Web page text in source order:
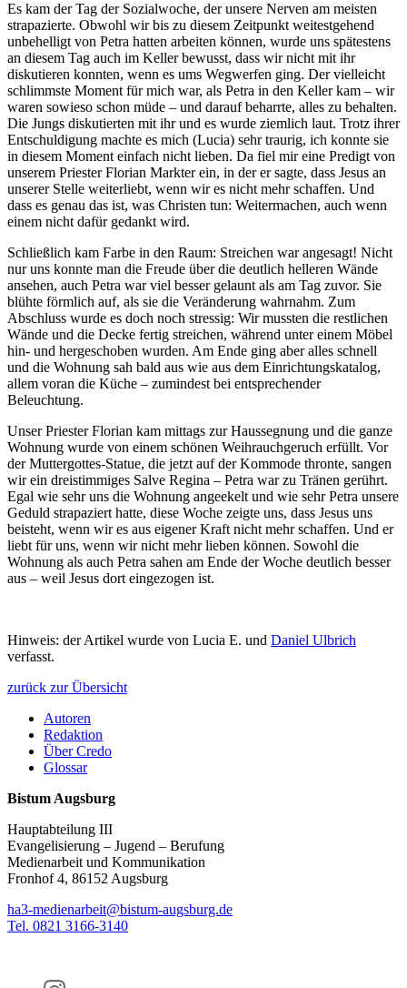
Es kam der Tag der Sozialwoche, der unsere Nerven am meisten
strapazierte. Obwohl wir bis zu diesem Zeitpunkt weitestgehend
unbehelligt von Petra hatten arbeiten können, wurde uns spätestens
an diesem Tag auch im Keller bewusst, dass wir nicht mit ihr
diskutieren konnten, wenn es ums Wegwerfen ging. Der vielleicht
schlimmste Moment für mich war, als Petra in den Keller kam – wir
waren sowieso schon müde – und darauf beharrte, alles zu behalten.
Die Jungs diskutierten mit ihr und es wurde ziemlich laut. Trotz ihrer
Entschuldigung machte es mich (Lucia) sehr traurig, ich konnte sie
in diesem Moment einfach nicht lieben. Da fiel mir eine Predigt von
unserem Priester Florian Markter ein, in der er sagte, dass Jesus an
unserer Stelle weiterliebt, wenn wir es nicht mehr schaffen. Und
dass es genau das ist, was Christen tun: Weitermachen, auch wenn
einem nicht dafür gedankt wird.
Schließlich kam Farbe in den Raum: Streichen war angesagt! Nicht
nur uns konnte man die Freude über die deutlich helleren Wände
ansehen, auch Petra war viel besser gelaunt als am Tag zuvor. Sie
blühte förmlich auf, als sie die Veränderung wahrnahm. Zum
Abschluss wurde es doch noch stressig: Wir mussten die restlichen
Wände und die Decke fertig streichen, während unter einem Möbel
hin- und hergeschoben wurden. Am Ende ging aber alles schnell
und die Wohnung sah bald aus wie aus dem Einrichtungskatalog,
allem voran die Küche – zumindest bei entsprechender
Beleuchtung.
Unser Priester Florian kam mittags zur Haussegnung und die ganze
Wohnung wurde von einem schönen Weihrauchgeruch erfüllt. Vor
der Muttergottes-Statue, die jetzt auf der Kommode thronte, sangen
wir ein dreistimmiges Salve Regina – Petra war zu Tränen gerührt.
Egal wie sehr uns die Wohnung angeekelt und wie sehr Petra unsere
Geduld strapaziert hatte, diese Woche zeigte uns, dass Jesus uns
beisteht, wenn wir es aus eigener Kraft nicht mehr schaffen. Und er
liebt für uns, wenn wir nicht mehr lieben können. Sowohl die
Wohnung als auch Petra sahen am Ende der Woche deutlich besser
aus – weil Jesus dort eingezogen ist.
Hinweis: der Artikel wurde von Lucia E. und Daniel Ulbrich
verfasst.
zurück zur Übersicht
Autoren
Redaktion
Über Credo
Glossar
Bistum Augsburg
Hauptabteilung III
Evangelisierung – Jugend – Berufung
Medienarbeit und Kommunikation
Fronhof 4, 86152 Augsburg
ha3-medienarbeit@bistum-augsburg.de
Tel. 0821 3166-3140